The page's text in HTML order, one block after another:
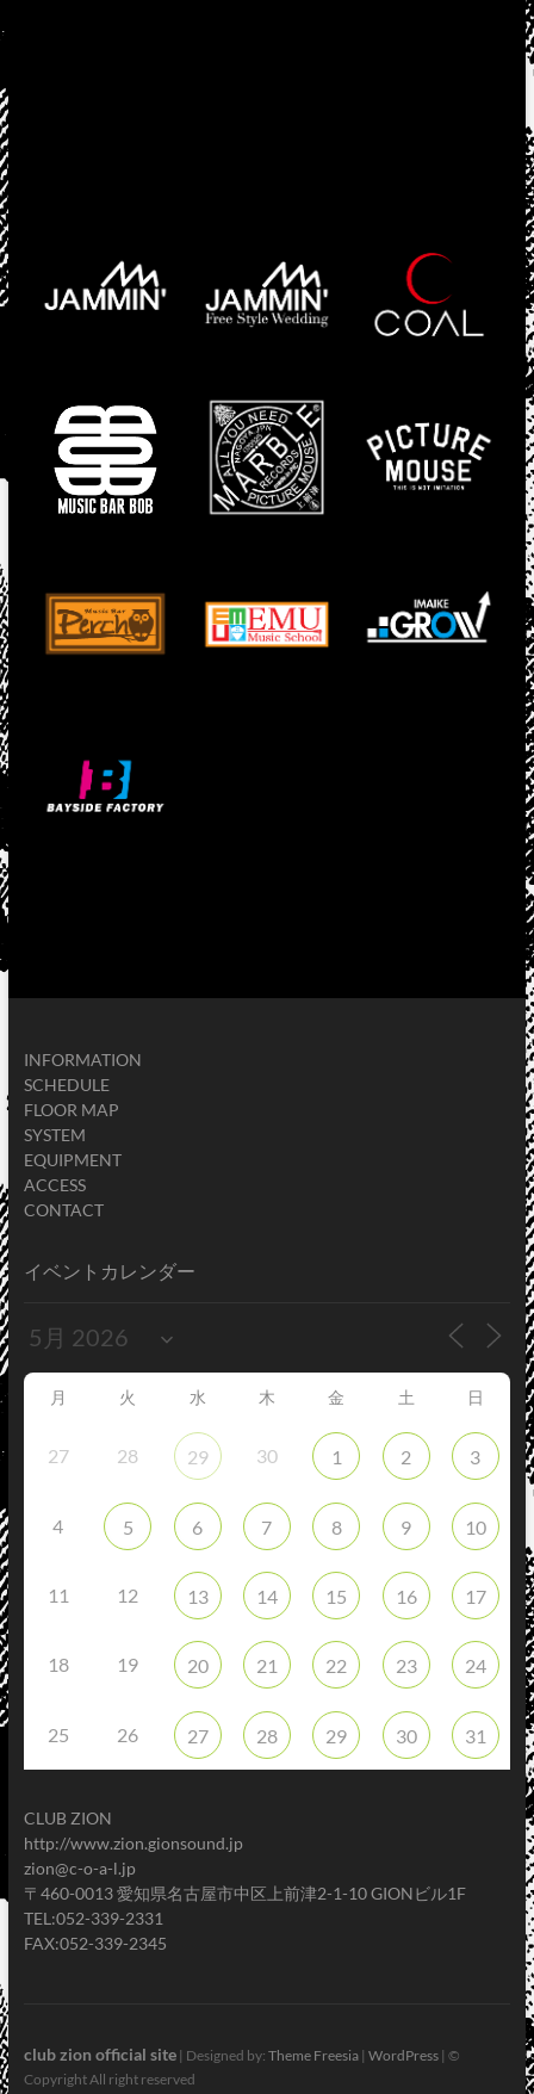
INFORMATION
SCHEDULE
FLOOR MAP
SYSTEM
EQUIPMENT
ACCESS
CONTACT
イベントカレンダー
月 火 水 木 金 土 日
27 28 29 30 1 2 3
4 5 6 7 8 9 10
11 12 13 14 15 16 17
18 19 20 21 22 23 24
25 26 27 28 29 30 31
CLUB ZION
http://www.zion.gionsound.jp
zion@c-o-a-l.jp
〒460-0013 愛知県名古屋市中区上前津2-1-10 GIONビル1F
TEL:052-339-2331
FAX:052-339-2345
club zion official site| Designed by: Theme Freesia| WordPress| ©
Copyright All right reserved